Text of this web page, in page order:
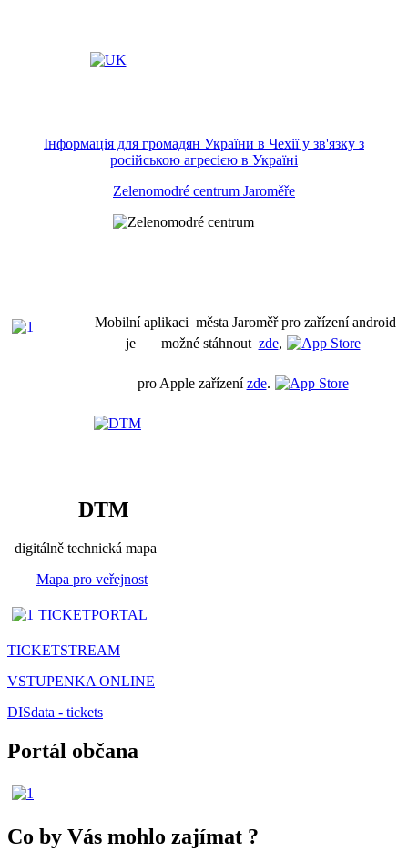
Інформація для громадян України в Чехії у зв'язку з
російською агресією в Україні
Zelenomodré centrum Jaroměře
Mobilní aplikaci města Jaroměř pro zařízení android
je možné stáhnout zde,
pro Apple zařízenízde.
DTM
digitálně technická mapa
Mapa pro veřejnost
TICKETPORTAL
TICKETSTREAM
VSTUPENKA ONLINE
DISdata - tickets
Portál občana
Co by Vás mohlo zajímat ?